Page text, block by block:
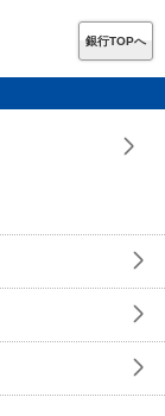
銀行TOPへ